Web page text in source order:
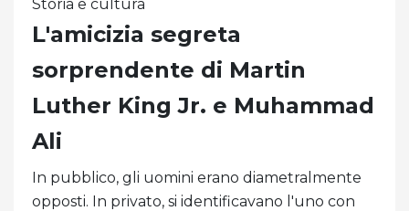
Storia e cultura
L'amicizia segreta
sorprendente di Martin
Luther King Jr. e Muhammad
Ali
In pubblico, gli uomini erano diametralmente
opposti. In privato, si identificavano l'uno con